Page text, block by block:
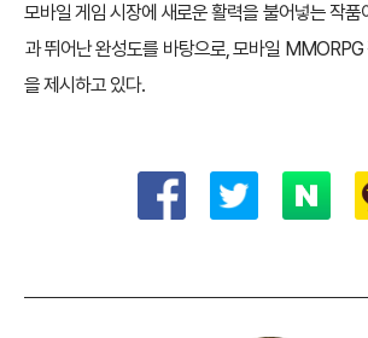
모바일 게임 시장에 새로운 활력을 불어넣는 작품
과 뛰어난 완성도를 바탕으로, 모바일 MMORPG
을 제시하고 있다.